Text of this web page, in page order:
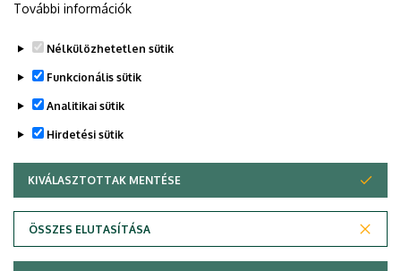
Adatvédelem
További információk
Nélkülözhetetlen sütik
Funkcionális sütik
Analitikai sütik
Hirdetési sütik
KIVÁLASZTOTTAK MENTÉSE
ÖSSZES ELUTASÍTÁSA
WITHDRAW CONSENT